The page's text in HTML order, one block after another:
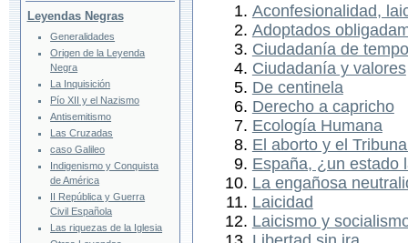
Aconfesionalidad,
Adoptados
Ciudadanía de
Ciudadanía y valores
De centinela
Derecho a capricho
Ecología Humana
El aborto y el
España, ¿un estado
La engañosa
Laicidad
Laicismo y
Leyendas Negras
Generalidades
Origen de la Leyenda
Negra
La Inquisición
Pío XII y el Nazismo
Antisemitismo
Las Cruzadas
caso Galileo
Indigenismo y Conquista
de América
II República y Guerra
Civil Española
Las riquezas de la Iglesia